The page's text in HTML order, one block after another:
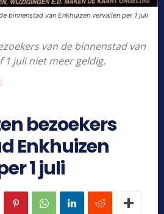
binnenstad van Enkhuizen vervallen per 1 juli
van de binnenstad van
1 juli niet meer geldig.
bezoekers
Enkhuizen
1 juli